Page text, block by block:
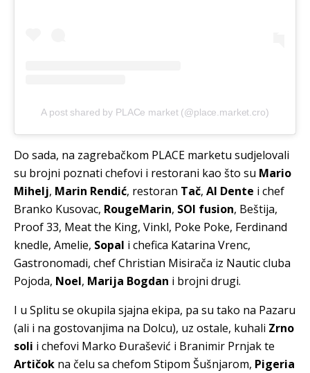
A post shared by PLACe market (@place.market.cro)
Do sada, na zagrebačkom PLACE marketu sudjelovali
su brojni poznati chefovi i restorani kao što su Mario
Mihelj, Marin Rendić, restoran Tač, Al Dente i chef
Branko Kusovac, RougeMarin, SOI fusion, Beštija,
Proof 33, Meat the King, Vinkl, Poke Poke, Ferdinand
knedle, Amelie, Sopal i chefica Katarina Vrenc,
Gastronomadi, chef Christian Misirača iz Nautic cluba
Pojoda, Noel, Marija Bogdan i brojni drugi.
I u Splitu se okupila sjajna ekipa, pa su tako na Pazaru
(ali i na gostovanjima na Dolcu), uz ostale, kuhali Zrno
soli i chefovi Marko Đurašević i Branimir Prnjak te
Artičok na čelu sa chefom Stipom Šušnjarom, Pigeria